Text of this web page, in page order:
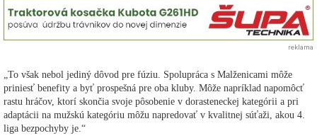
reklama
„To však nebol jediný dôvod pre fúziu. Spolupráca s Malženicami môže
priniesť benefity a byť prospešná pre oba kluby. Môže napríklad napomôcť
rastu hráčov, ktorí skončia svoje pôsobenie v dorasteneckej kategórii a pri
adaptácii na mužskú kategóriu môžu napredovať v kvalitnej súťaži, akou 4.
liga bezpochyby je.“